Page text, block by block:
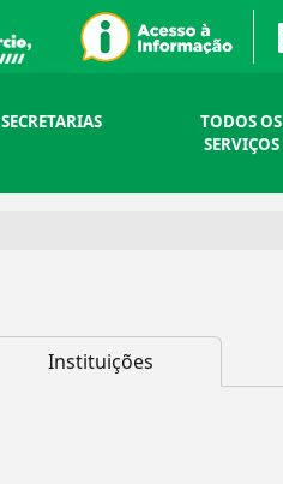
SECRETARIAS
TODOS OS
SERVIÇOS
Instituições